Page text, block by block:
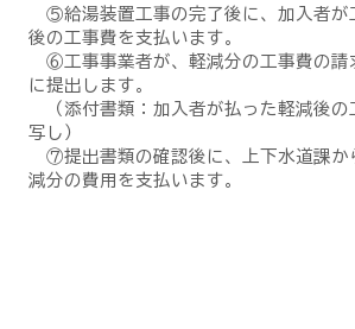
⑤給湯装置工事の完了後に、加入者が
後の工事費を支払います。
⑥工事事業者が、軽減分の工事費の請
に提出します。
（添付書類：加入者が払った軽減後の
写し）
⑦提出書類の確認後に、上下水道課か
減分の費用を支払います。